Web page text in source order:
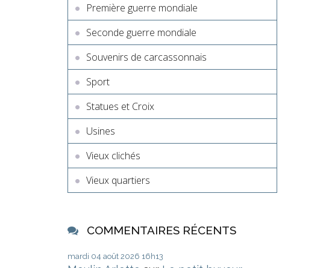
Première guerre mondiale
Seconde guerre mondiale
Souvenirs de carcassonnais
Sport
Statues et Croix
Usines
Vieux clichés
Vieux quartiers
COMMENTAIRES RÉCENTS
mardi 04 août 2026 16h13